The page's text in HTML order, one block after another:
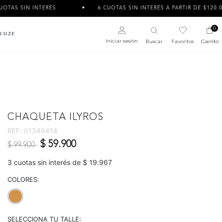
6 CUOTAS SIN INTERÉS A PARTIR DE $120.000
SIZE
Iniciar sesión Buscar Favoritos
0
Carrito
CHAQUETA ILYROS
REF: 01349414
Precio reducido de
$ 99.900 a$ 59.900
3 cuotas sin interés de $ 19.967
COLORES:
SELECCIONA TU TALLE: